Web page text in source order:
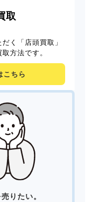
取
く「店頭買取」
方法です。
こちら
りたい。